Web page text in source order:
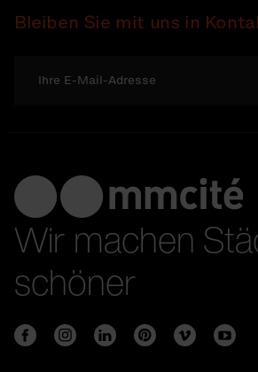
Bleiben Sie mit uns in
Wir machen
schöner